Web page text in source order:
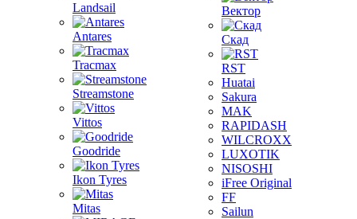
Landsail
Antares
Tracmax
Streamstone
Vittos
Goodride
Ikon Tyres
Mitas
Вектор
Скад
RST
Huatai
Sakura
MAK
RAPIDASH
WILCROXX
LUXOTIK
NISOSHI
iFree Original
FF
Sailun